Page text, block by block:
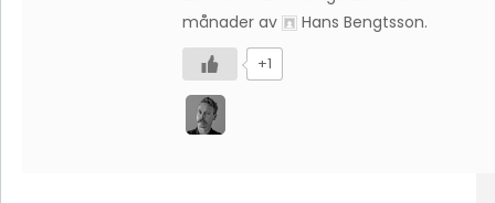
månader av
Hans Bengtsson.
+1